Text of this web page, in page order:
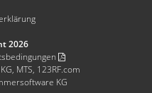
2026
MTS, 123RF.com
KG